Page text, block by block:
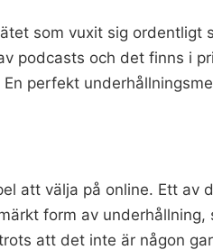
som vuxit sig ordentligt
podcasts och det finns i
perfekt
att välja på online. Ett av
form av
att det inte är någon